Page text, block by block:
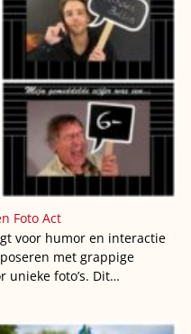
Foto Act
voor humor en interactie
met grappige
unieke foto’s. Dit…